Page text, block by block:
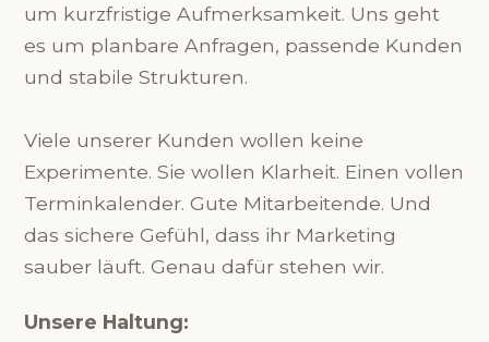
um kurzfristige Aufmerksamkeit. Uns geht
es um planbare Anfragen, passende Kunden
und stabile Strukturen.
Viele unserer Kunden wollen keine
Experimente. Sie wollen Klarheit. Einen vollen
Terminkalender. Gute Mitarbeitende. Und
das sichere Gefühl, dass ihr Marketing
sauber läuft. Genau dafür stehen wir.
Unsere Haltung: